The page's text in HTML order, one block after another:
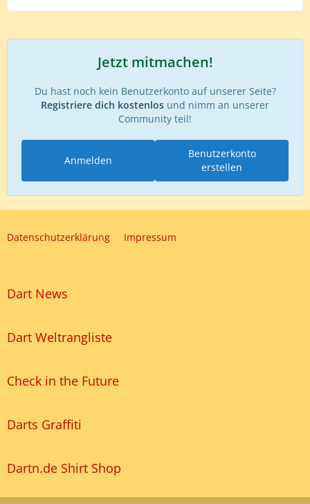
Jetzt mitmachen!
Du hast noch kein Benutzerkonto auf unserer Seite?
Registriere dich kostenlos und nimm an unserer
Community teil!
Benutzerkonto
erstellen
Anmelden
Datenschutzerklärung Impressum
Dart News
Dart Weltrangliste
Check in the Future
Darts Graffiti
Dartn.de Shirt Shop